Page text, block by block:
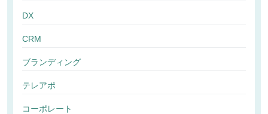
DX
CRM
ブランディング
テレアポ
コーポレート